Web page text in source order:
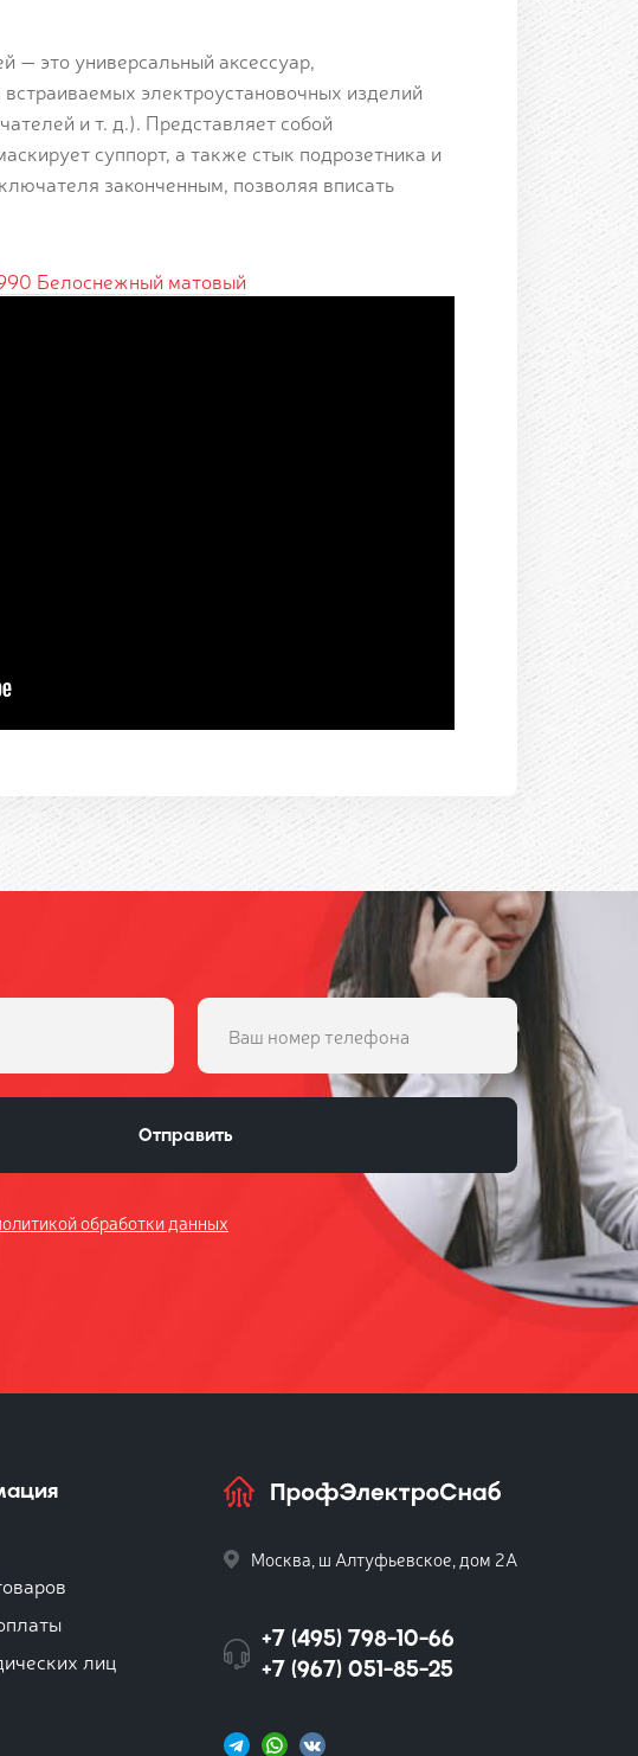
— это универсальный аксессуар,
электроустановочных изделий
и т. д.). Представляет собой
суппорт, а также стык подрозетника и
законченным, позволяя вписать
Белоснежный матовый
Отправить
обработки данных
лиц
Москва, ш Алтуфьевское, дом 2А
+7 (495) 798-10-66
+7 (967) 051-85-25